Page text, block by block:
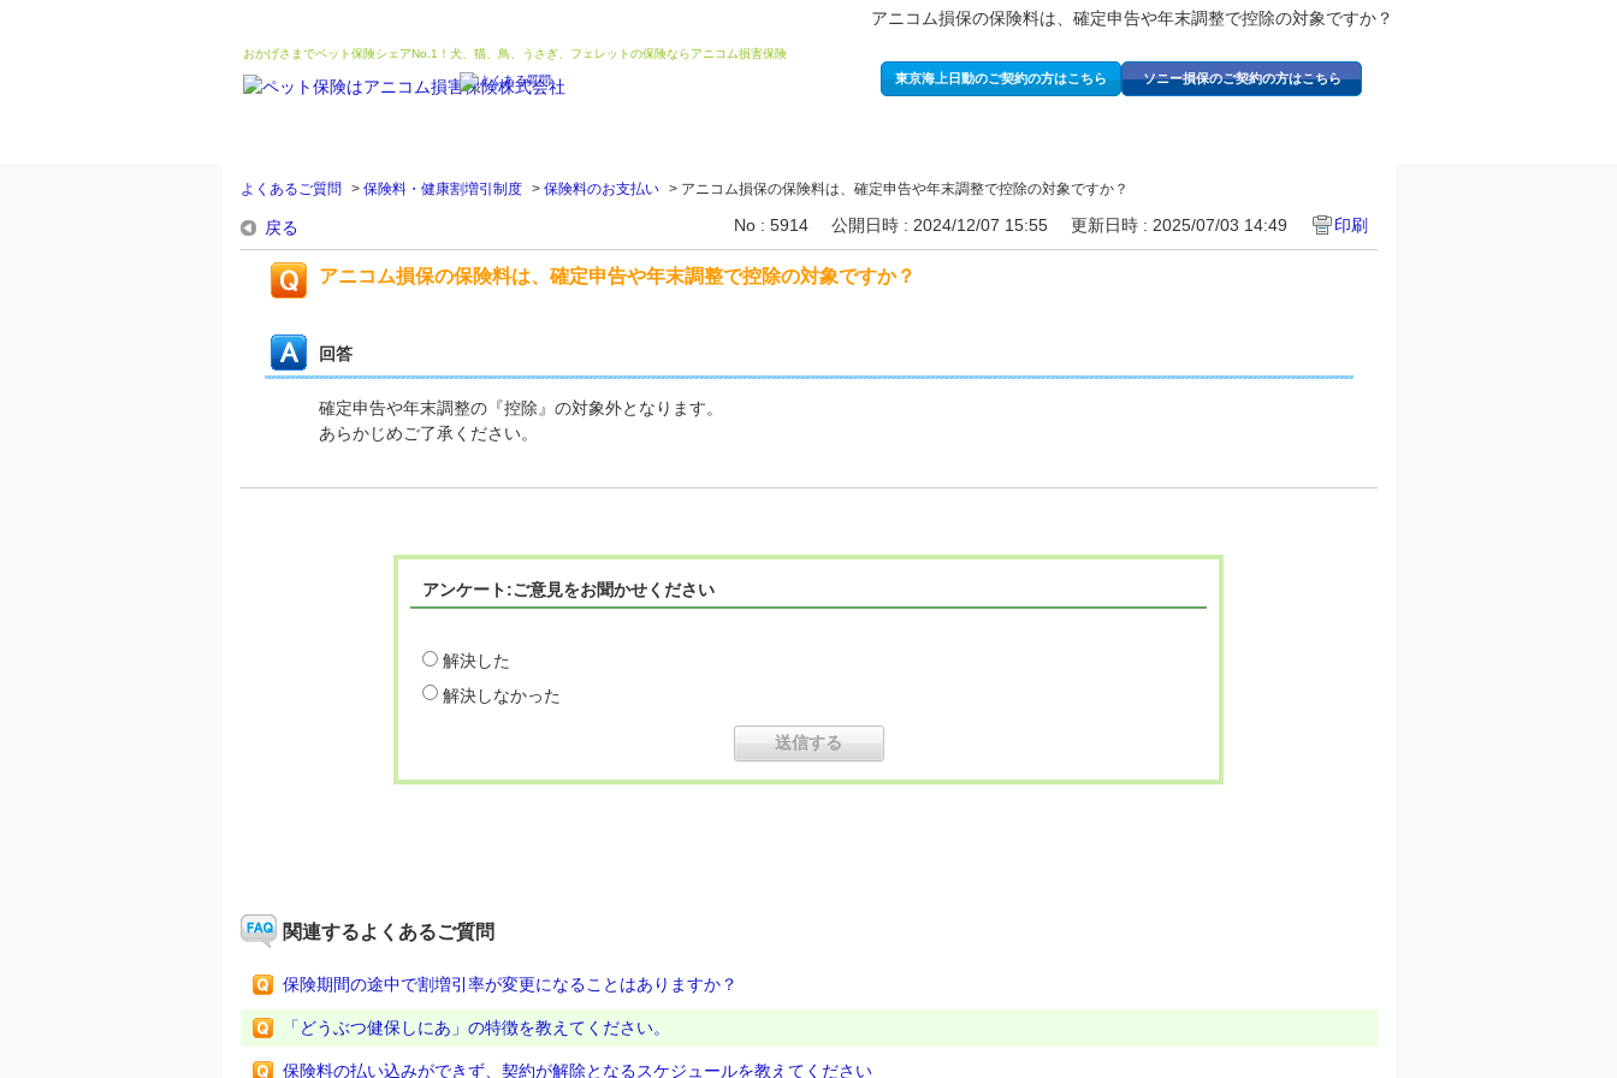
アニコム損保の保険料は、確定申告や年末調整で控除の対象ですか？
おかげさまでペット保険シェアNo.1！犬、猫、鳥、うさぎ、フェレットの保険ならアニコム損害保険
東京海上日動のご契約の方はこちら ソニー損保のご契約の方はこちら
よくあるご質問 > 保険料・健康割増引制度 > 保険料のお支払い > アニコム損保の保険料は、確定申告や年末調整で控除の対象ですか？
戻る No : 5914 公開日時 : 2024/12/07 15:55 更新日時 : 2025/07/03 14:49 印刷
アニコム損保の保険料は、確定申告や年末調整で控除の対象ですか？
回答
確定申告や年末調整の『控除』の対象外となります。
あらかじめご了承ください。
アンケート:ご意見をお聞かせください
解決した
解決しなかった
関連するよくあるご質問
保険期間の途中で割増引率が変更になることはありますか？
「どうぶつ健保しにあ」の特徴を教えてください。
保険料の払い込みができず、契約が解除となるスケジュールを教えてください